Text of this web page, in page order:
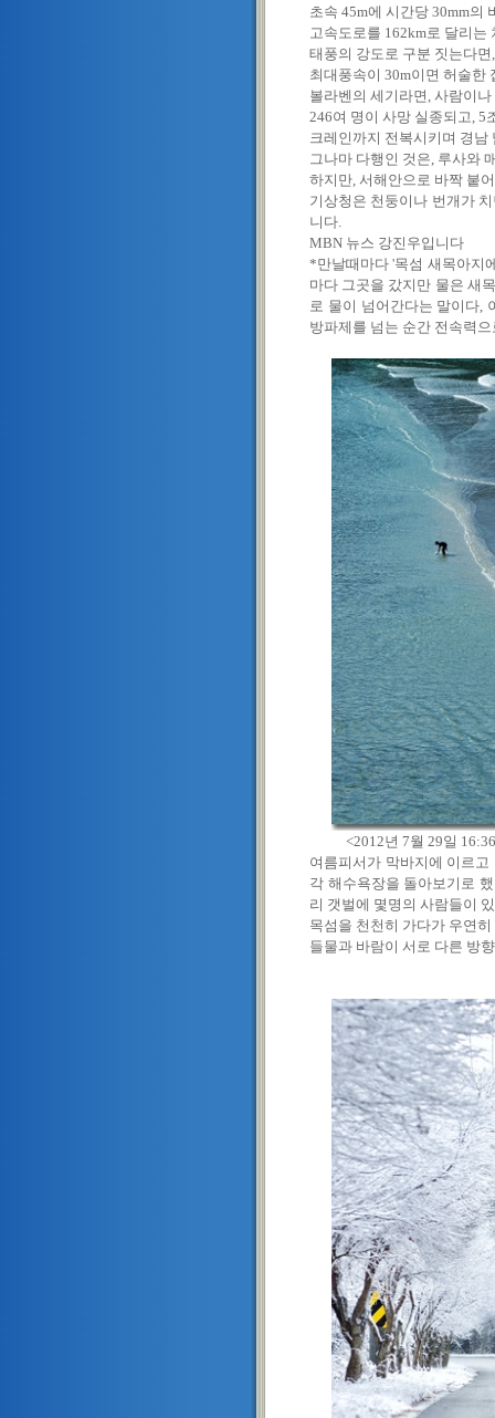
초속 45m에 시간당 30mm의
고속도로를 162km로 달리는
태풍의 강도로 구분 짓는다
최대풍속이 30m이면 허술한
볼라벤의 세기라면, 사람이
246여 명이 사망 실종되고, 5
크레인까지 전복시키며 경남
그나마 다행인 것은, 루사와
하지만, 서해안으로 바짝 붙
기상청은 천둥이나 번개가
니다.
MBN 뉴스 강진우입니다
*만날때마다 '목섬 새목아지
마다 그곳을 갔지만 물은 새
로 물이 넘어간다는 말이다,
방파제를 넘는 순간 전속력
<2012년 7월 29일 16:36
여름피서가 막바지에 이르
각 해수욕장을 돌아보기로
리 갯벌에 몇명의 사람들이
목섬을 천천히 가다가 우연
들물과 바람이 서로 다른 방